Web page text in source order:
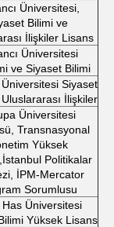
Üniversitesi,
Bilimi ve
İlişkiler Lisans
Üniversitesi
ve Siyaset Bilimi
Üniversitesi Siyaset
İlişkiler
Üniversitesi
Transnasyonal
Yüksek
Politikalar
İPM-Mercator
Sorumlusu
Has Üniversitesi
Yüksek Lisans